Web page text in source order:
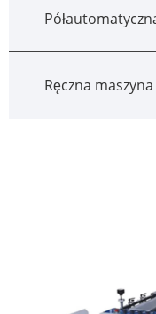
Ręczna